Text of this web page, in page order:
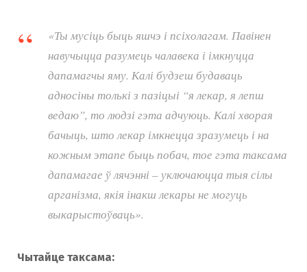
«Ты мусіць быць яшчэ і псіхолагам. Павінен
навучыцца разумець чалавека і імкнуцца
дапамагчы яму. Калі будзеш будаваць
адносіны толькі з пазіцыі “я лекар, я лепш
ведаю”, то людзі гэта адчуюць. Калі хворая
бачыць, што лекар імкнецца зразумець і на
кожным этапе быць побач, тое гэта таксама
дапамагае ў лячэнні – уключаюцца тыя сілы
арганізма, якія інакш лекары не могуць
выкарыстоўваць».
Чытайце таксама: